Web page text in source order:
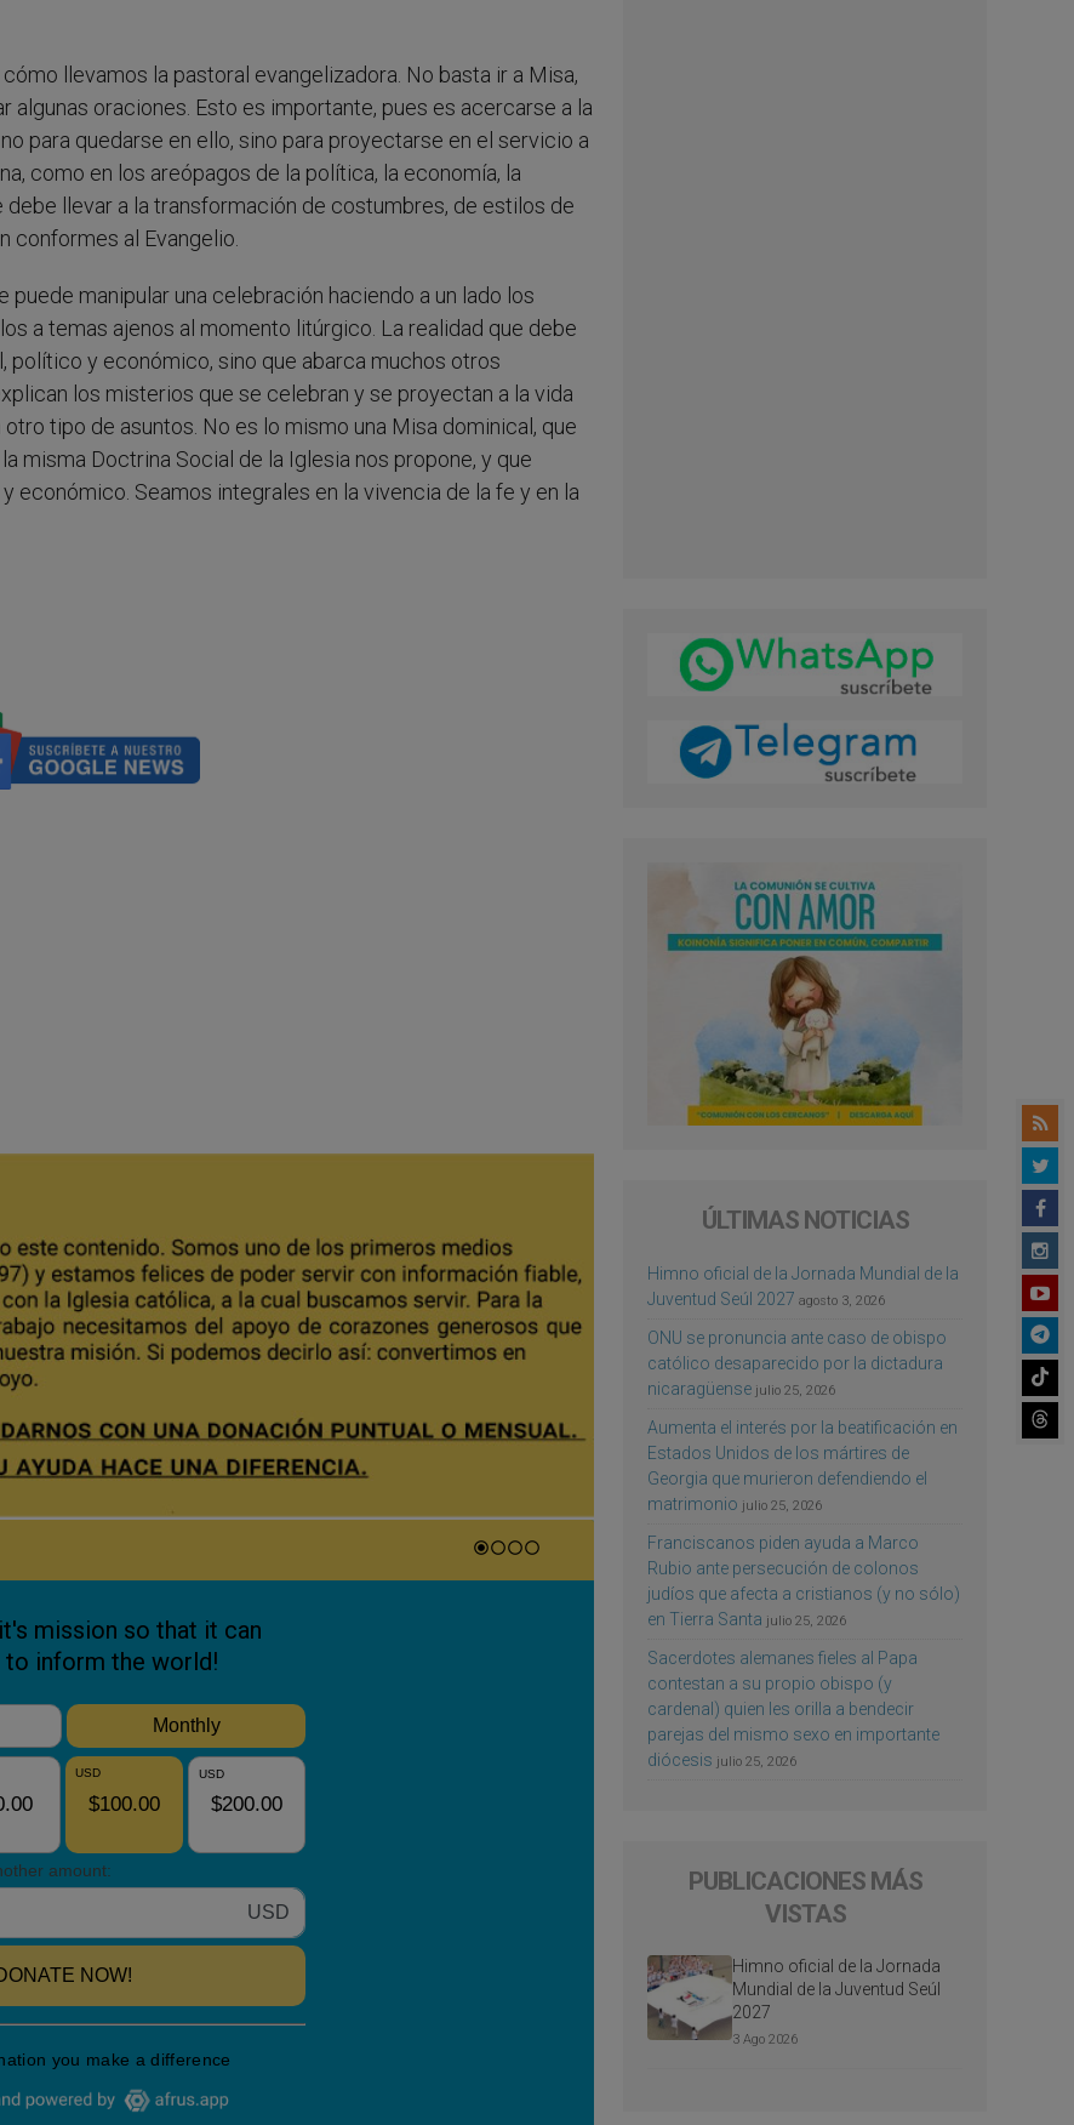
llevamos la pastoral evangelizadora. No basta ir a Misa,
oraciones. Esto es importante, pues es acercarse a la
para quedarse en ello, sino para proyectarse en el servicio a
como en los areópagos de la política, la economía, la
llevar a la transformación de costumbres, de estilos de
conformes al Evangelio.
manipular una celebración haciendo a un lado los
a temas ajenos al momento litúrgico. La realidad que debe
político y económico, sino que abarca muchos otros
los misterios que se celebran y se proyectan a la vida
tipo de asuntos. No es lo mismo una Misa dominical, que
misma Doctrina Social de la Iglesia nos propone, y que
Seamos integrales en la vivencia de la fe y en la
ÚLTIMAS NOTICIAS
Himno oficial de la Jornada Mundial de la
Juventud Seúl 2027 agosto 3, 2026
ONU se pronuncia ante caso de obispo
católico desaparecido por la dictadura
nicaragüense julio 25, 2026
Aumenta el interés por la beatificación en
Estados Unidos de los mártires de
Georgia que murieron defendiendo el
matrimonio julio 25, 2026
Franciscanos piden ayuda a Marco
Rubio ante persecución de colonos
judíos que afecta a cristianos (y no sólo)
en Tierra Santa julio 25, 2026
Sacerdotes alemanes fieles al Papa
contestan a su propio obispo (y
cardenal) quien les orilla a bendecir
parejas del mismo sexo en importante
diócesis julio 25, 2026
PUBLICACIONES MÁS
VISTAS
Himno oficial de la Jornada
Mundial de la Juventud Seúl
2027
3 Ago 2026